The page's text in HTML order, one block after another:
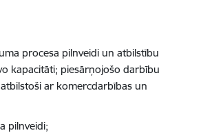
procesa pilnveidi un atbilstību
kapacitāti; piesārņojošo darbību
ar komercdarbības un
pilnveidi;